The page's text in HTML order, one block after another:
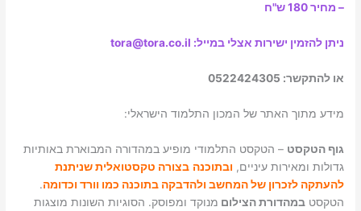
– מחיר 180 ש"ח
ניתן להזמין ישירות אצלי במייל: tora@tora.co.il
או להתקשר: 0522424305
מידע מתוך האתר של המכון התלמוד הישראלי:
גוף הטקסט – הטקסט התלמודי מופיע במהדורה המבוארת באותיות
גדולות ומאירות עיניים, ובתוכנה בצורה טקסטואלית שניתנת
להעתקה לזכרון של המחשב ולהדבקה בתוכנה כמו וורד וכדומה.
הטקסטבמהדורת הצילום מנוקד ומפוסק. הסוגיות השונות מוצגות